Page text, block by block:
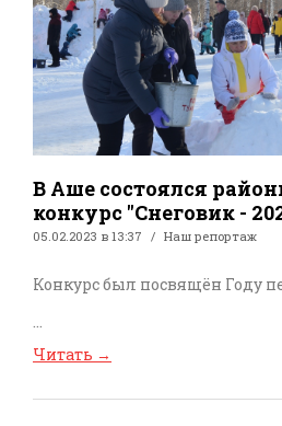
В Аше состоялся
конкурс "Снеговик -
05.02.2023 в 13:37 Наш репортаж
Конкурс был посвящён Году
...
Читать →